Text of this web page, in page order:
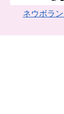
ネウボラ